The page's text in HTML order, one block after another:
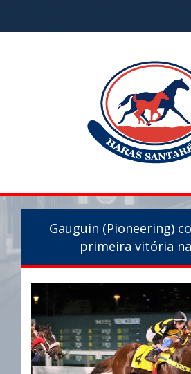
Gauguin (Pioneering)
primeira vitória